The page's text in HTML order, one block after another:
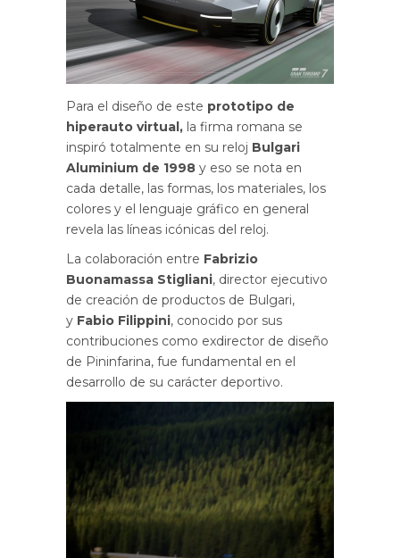
Para el diseño de este prototipo de
hiperauto virtual, la firma romana se
inspiró totalmente en su reloj Bulgari
Aluminium de 1998 y eso se nota en
cada detalle, las formas, los materiales, los
colores y el lenguaje gráfico en general
revela las líneas icónicas del reloj.
La colaboración entre Fabrizio
Buonamassa Stigliani, director ejecutivo
de creación de productos de Bulgari,
y Fabio Filippini, conocido por sus
contribuciones como exdirector de diseño
de Pininfarina, fue fundamental en el
desarrollo de su carácter deportivo.